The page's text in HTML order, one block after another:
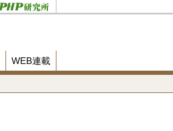
WEB連載